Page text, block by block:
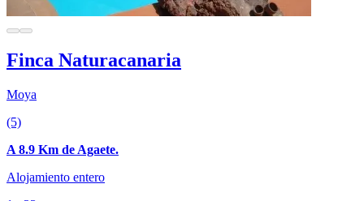
Finca Naturacanaria
Moya
(5)
A 8.9 Km de Agaete.
Alojamiento entero